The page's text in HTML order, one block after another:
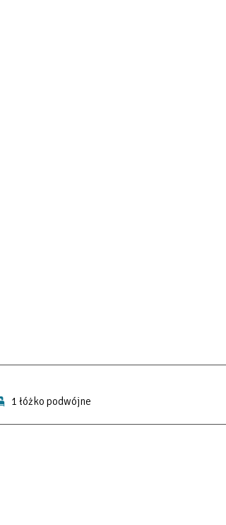
1 łóżko podwójne